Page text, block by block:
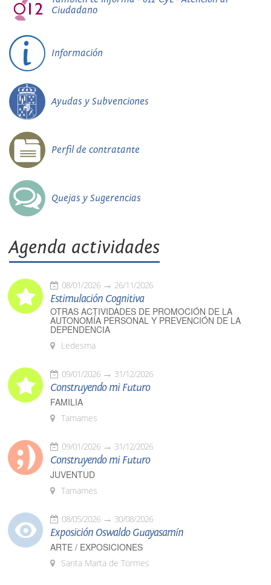
Ciudadano
Información
Ayudas y Subvenciones
Perfil de contratante
Quejas y Sugerencias
Agenda actividades
08/01/2026 26/11/2026
Estimulación Cognitiva
OTRAS ACTIVIDADES DE PROMOCIÓN DE LA
AUTONOMÍA PERSONAL Y PREVENCIÓN DE LA
DEPENDENCIA
Ledesma
09/01/2026 31/12/2026
Construyendo mi Futuro
FAMILIA
Tamames
09/01/2026 31/12/2026
Construyendo mi Futuro
JUVENTUD
Tamames
08/05/2026 30/08/2026
Exposición Oswaldo Guayasamín
ARTE / EXPOSICIONES
Santa Marta de Tormes